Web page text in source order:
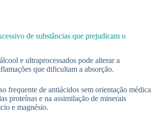
de substâncias que prejudicam o
e ultraprocessados pode alterar a
que dificultam a absorção.
frequente de antiácidos sem orientação médica
proteínas e na assimilação de minerais
e magnésio.